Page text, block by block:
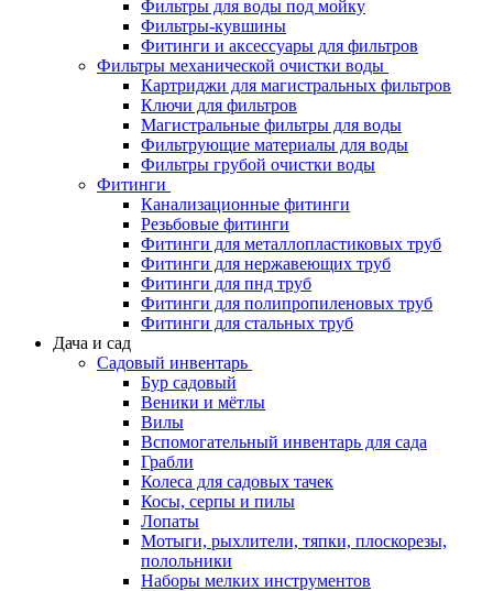
Фильтры для воды под мойку
Фильтры-кувшины
Фитинги и аксессуары для фильтров
Фильтры механической очистки воды
Картриджи для магистральных фильтров
Ключи для фильтров
Магистральные фильтры для воды
Фильтрующие материалы для воды
Фильтры грубой очистки воды
Фитинги
Канализационные фитинги
Резьбовые фитинги
Фитинги для металлопластиковых труб
Фитинги для нержавеющих труб
Фитинги для пнд труб
Фитинги для полипропиленовых труб
Фитинги для стальных труб
Дача и сад
Садовый инвентарь
Бур садовый
Веники и мётлы
Вилы
Вспомогательный инвентарь для сада
Грабли
Колеса для садовых тачек
Косы, серпы и пилы
Лопаты
Мотыги, рыхлители, тяпки, плоскорезы,
полольники
Наборы мелких инструментов